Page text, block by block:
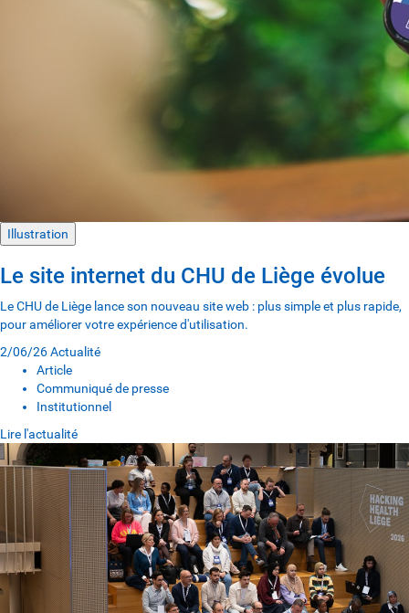
Illustration
Le site internet du CHU de Liège évolue
Le CHU de Liège lance son nouveau site web : plus simple et plus rapide,
pour améliorer votre expérience d'utilisation.
2/06/26Actualité
Article
Communiqué de presse
Institutionnel
Lire l'actualité